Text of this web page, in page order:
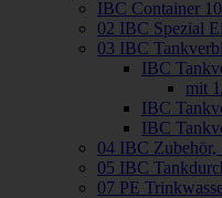
IBC Container
02 IBC Spezial
03 IBC
IBC
mit
IBC
IBC
04 IBC Zubehör,
05 IBC
07 PE